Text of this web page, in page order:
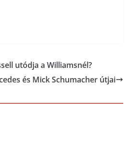
utódja a Williamsnél?
és Mick Schumacher útjai